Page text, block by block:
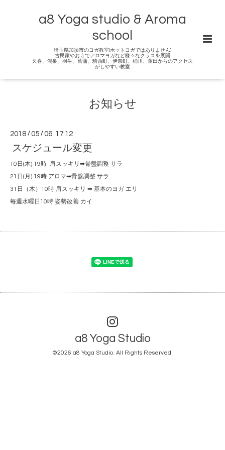
a8 Yoga studio & Aroma
school
埼玉県加須市のヨガ教室(ホットヨガではありません)
古民家やお寺でアロマヨガなど様々なクラスを展開
久喜、鴻巣、羽生、菖蒲、騎西町、伊奈町、桶川、蓮田からのアクセス
がしやすい教室
お知らせ
2018 /05 /06 17:12
スケジュール変更
10日(木) 19時 肩スッキリ➡︎骨盤調整 サラ
21日(月) 19時 アロマ➡︎骨盤調整 サラ
31日（木）10時 肩スッキリ ➡︎ 基本のヨガ エリ
毎週水曜日10時 姿勢改善 カイ
a8 Yoga Studio
©2026 a8 Yoga Studio. All Rights Reserved.